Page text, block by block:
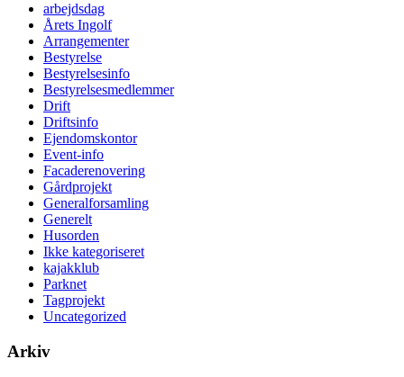
arbejdsdag
Årets Ingolf
Arrangementer
Bestyrelse
Bestyrelsesinfo
Bestyrelsesmedlemmer
Drift
Driftsinfo
Ejendomskontor
Event-info
Facaderenovering
Gårdprojekt
Generalforsamling
Generelt
Husorden
Ikke kategoriseret
kajakklub
Parknet
Tagprojekt
Uncategorized
Arkiv